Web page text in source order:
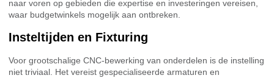
naar voren op gebieden die expertise en investeringen vereisen,
waar budgetwinkels mogelijk aan ontbreken.
Insteltijden en Fixturing
Voor grootschalige CNC-bewerking van onderdelen is de instelling
niet triviaal. Het vereist gespecialiseerde armaturen en